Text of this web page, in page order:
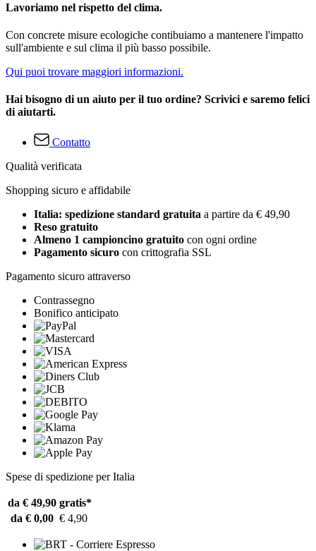
Lavoriamo nel rispetto del clima.
Con concrete misure ecologiche contibuiamo a mantenere l'impatto
sull'ambiente e sul clima il più basso possibile.
Qui puoi trovare maggiori informazioni.
Hai bisogno di un aiuto per il tuo ordine? Scrivici e saremo felici
di aiutarti.
Contatto
Qualità verificata
Shopping sicuro e affidabile
Italia: spedizione standard gratuita a partire da € 49,90
Reso gratuito
Almeno 1 campioncino gratuito con ogni ordine
Pagamento sicuro con crittografia SSL
Pagamento sicuro attraverso
Contrassegno
Bonifico anticipato
Spese di spedizione per Italia
da € 49,90 gratis*
da € 0,00 € 4,90